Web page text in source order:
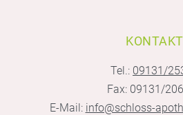
KONTAKT
Tel.: 09131/
Fax: 09131/
E-Mail: info@schloss-